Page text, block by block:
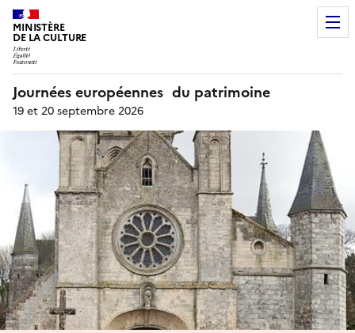
MINISTÈRE
DE LA CULTURE
Journées européennes du patrimoine
19 et 20 septembre 2026